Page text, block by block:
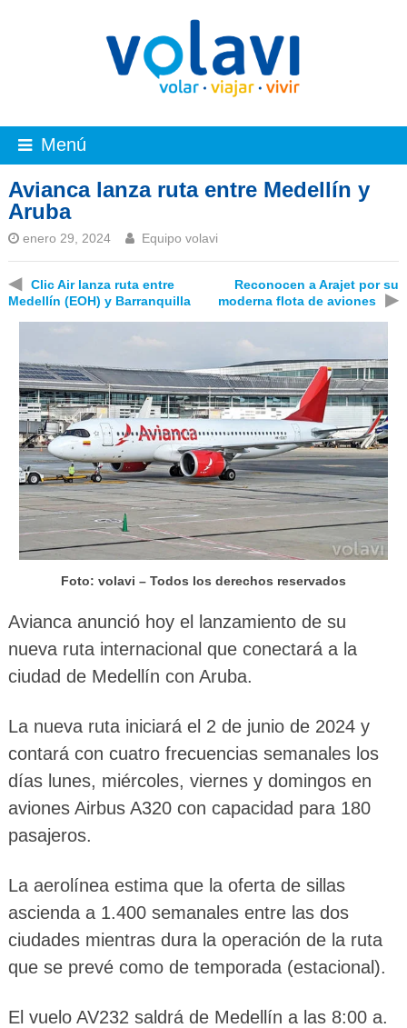
Menú
Avianca lanza ruta entre Medellín y
Aruba
enero 29, 2024 Equipo volavi
◀
Clic Air lanza ruta entre
Medellín (EOH) y Barranquilla
Reconocen a Arajet por su
moderna flota de aviones
▶
Foto: volavi – Todos los derechos reservados
Avianca anunció hoy el lanzamiento de su
nueva ruta internacional que conectará a la
ciudad de Medellín con Aruba.
La nueva ruta iniciará el 2 de junio de 2024 y
contará con cuatro frecuencias semanales los
días lunes, miércoles, viernes y domingos en
aviones Airbus A320 con capacidad para 180
pasajeros.
La aerolínea estima que la oferta de sillas
ascienda a 1.400 semanales entre las dos
ciudades mientras dura la operación de la ruta
que se prevé como de temporada (estacional).
El vuelo AV232 saldrá de Medellín a las 8:00 a.